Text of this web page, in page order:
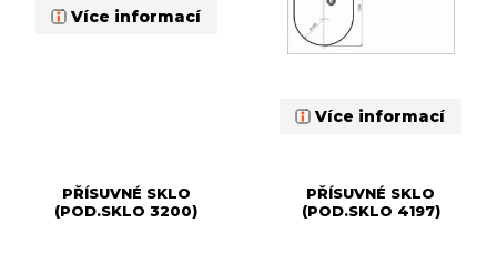
Více informací
Více informací
PŘÍSUVNÉ SKLO
(POD.SKLO 3200)
PŘÍSUVNÉ SKLO
(POD.SKLO 4197)